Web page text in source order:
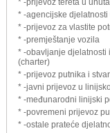
* -agencijske
* -prijevoz za vlastite
* -premještanje vozila
* -obavljanje djelatnosti
(charter)
* -prijevoz putnika i
* -javni prijevoz u
* -međunarodni linijski
* -povremeni prijevoz
* -ostale prateće